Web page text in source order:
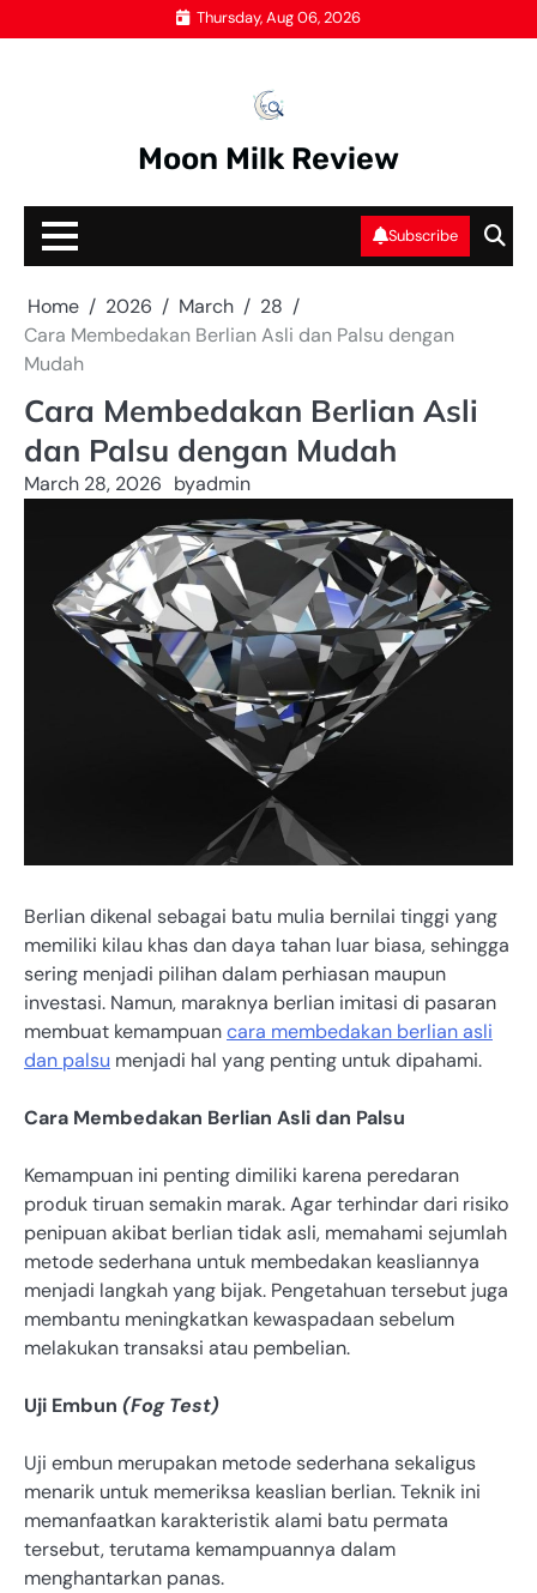
to
Thursday, Aug 06, 2026
Moon Milk Review
Subscribe
Home 2026 March
28
Cara Membedakan Berlian Asli dan Palsu dengan
Mudah
Cara Membedakan Berlian Asli
dan Palsu dengan Mudah
March 28, 2026 byadmin
Berlian dikenal sebagai batu mulia bernilai tinggi yang
memiliki kilau khas dan daya tahan luar biasa, sehingga
sering menjadi pilihan dalam perhiasan maupun
investasi. Namun, maraknya berlian imitasi di pasaran
membuat kemampuancara membedakan berlian asli
dan palsu menjadi hal yang penting untuk dipahami.
Cara Membedakan Berlian Asli dan Palsu
Kemampuan ini penting dimiliki karena peredaran
produk tiruan semakin marak. Agar terhindar dari risiko
penipuan akibat berlian tidak asli, memahami sejumlah
metode sederhana untuk membedakan keasliannya
menjadi langkah yang bijak. Pengetahuan tersebut juga
membantu meningkatkan kewaspadaan sebelum
melakukan transaksi atau pembelian.
Uji Embun (Fog Test)
Uji embun merupakan metode sederhana sekaligus
menarik untuk memeriksa keaslian berlian. Teknik ini
memanfaatkan karakteristik alami batu permata
tersebut, terutama kemampuannya dalam
menghantarkan panas.